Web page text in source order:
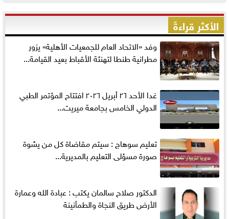
الأكثر قراءةً
وفد «الاتحاد العام للجمعيات الأهلية» يزور
مطرانية طنطا لتهنئة الأقباط بعيد القيامة...
غدا الأحد ٢٦ أبريل ٢٠٢٦ افتتاح المؤتمر الطبي
الدولي الخامس بجامعة ميريت...
تعليم سوهاج : سيتم مقاضاة كل من يشوة
صورة مسؤلى التعليم بالمديرية...
الدكتور صلاح سالمان يكتب : عبادة الله وعمارة
الأرض طريق النجاة والطمأنينة